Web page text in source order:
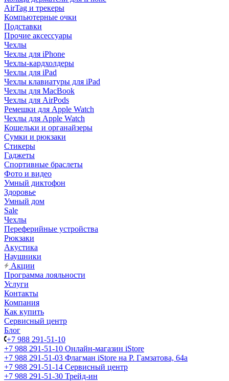
AirTag и трекеры
Компьютерные очки
Подставки
Прочие аксессуары
Чехлы
Чехлы для iPhone
Чехлы-кардхолдеры
Чехлы для iPad
Чехлы клавиатуры для iPad
Чехлы для MacBook
Чехлы для AirPods
Ремешки для Apple Watch
Чехлы для Apple Watch
Кошельки и органайзеры
Сумки и рюкзаки
Стикеры
Гаджеты
Спортивные браслеты
Фото и видео
Умный диктофон
Здоровье
Умный дом
Sale
Чехлы
Переферийные устройства
Рюкзаки
Акустика
Наушники
Акции
Программа лояльности
Услуги
Контакты
Компания
Как купить
Сервисный центр
Блог
+7 988 291-51-10
+7 988 291-51-10 Онлайн-магазин iStore
+7 988 291-51-03 Флагман iStore на Р. Гамзатова, 64а
+7 988 291-51-14 Сервисный центр
+7 988 291-51-30 Трейд-ин